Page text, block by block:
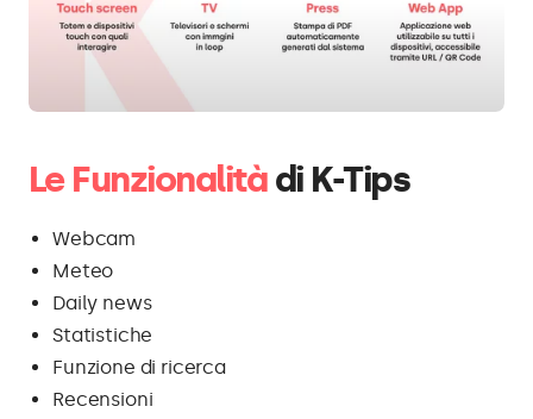
Le Funzionalitàdi K-Tips
Webcam
Meteo
Daily news
Statistiche
Funzione di ricerca
Recensioni